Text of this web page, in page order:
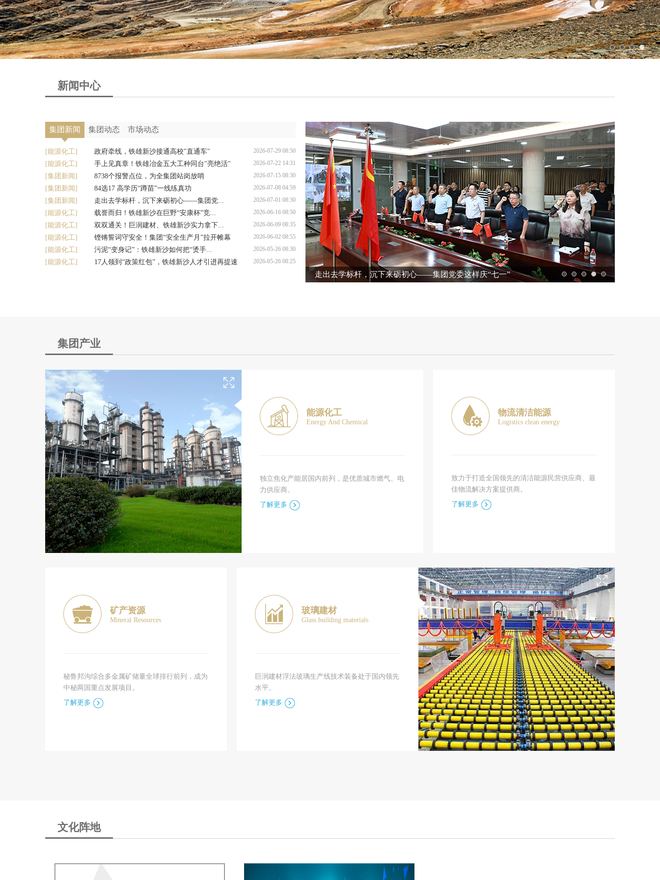
新闻中心
走出去学标杆，沉下来砺初心——集团党委这样庆“七一”
集团新闻 集团动态 市场动态
[能源化工] 政府牵线，铁雄新沙接通高校"直通车" 2026-07-29 08:50
[能源化工] 手上见真章！铁雄冶金五大工种同台"亮绝活" 2026-07-22 14:31
[集团新闻] 8738个报警点位，为全集团站岗放哨 2026-07-15 08:30
[集团新闻] 84选17 高学历“蹲苗”一线练真功 2026-07-08 04:59
[集团新闻] 走出去学标杆，沉下来砺初心——集团党... 2026-07-01 08:30
[能源化工] 载誉而归！铁雄新沙在巨野“安康杯”竞... 2026-06-16 08:50
[能源化工] 双双通关！巨润建材、铁雄新沙实力拿下... 2026-06-09 08:35
[能源化工] 铿锵誓词守安全！集团“安全生产月”拉开帷幕 2026-06-02 08:55
[能源化工] 污泥“变身记”：铁雄新沙如何把“烫手... 2026-05-26 08:30
[能源化工] 17人领到“政策红包”，铁雄新沙人才引进再提速 2026-05-26 08:25
集团产业
能源化工
Energy And Chemical
独立焦化产能居国内前列，是优质城市燃气、电
力供应商。
了解更多
物流清洁能源
Logistics clean energy
致力于打造全国领先的清洁能源民营供应商、最
佳物流解决方案提供商。
了解更多
矿产资源
Mineral Resources
秘鲁邦沟综合多金属矿储量全球排行前列，成为
中秘两国重点发展项目。
了解更多
玻璃建材
Glass building materials
巨润建材浮法玻璃生产线技术装备处于国内领先
水平。
了解更多
文化阵地